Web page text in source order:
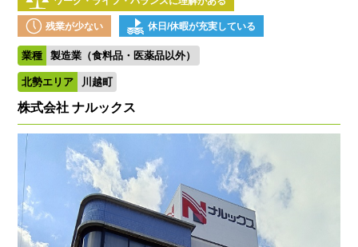
残業が少ない 休日/休暇が充実している
業種 製造業（食料品・医薬品以外）
北勢エリア 川越町
株式会社 ナルックス